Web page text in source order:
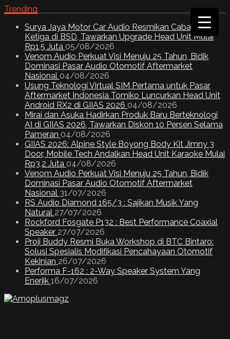
Trending
Surya Jaya Motor Car Audio Resmikan Cabang
Ketiga di BSD, Tawarkan Upgrade Head Unit Mulai
Rp1,5 Juta 05/08/2026
Venom Audio Perkuat Visi Menuju 25 Tahun, Bidik
Dominasi Pasar Audio Otomotif Aftermarket
Nasional 04/08/2026
Usung Teknologi Virtual SIM Pertama untuk Pasar
Aftermarket Indonesia Tomiko Luncurkan Head Unit
Android RX2 di GIIAS 2026 04/08/2026
Mirai dan Asuka Hadirkan Produk Baru Berteknologi
AI di GIIAS 2026, Tawarkan Diskon 10 Persen Selama
Pameran 04/08/2026
GIIAS 2026: Alpine Style Boyong Body Kit Jimny 3
Door, Mobile Tech Andalkan Head Unit Karaoke Mulai
Rp3,2 Juta 04/08/2026
Venom Audio Perkuat Visi Menuju 25 Tahun, Bidik
Dominasi Pasar Audio Otomotif Aftermarket
Nasional 31/07/2026
RS Audio Diamond 165/3 : Sajikan Musik Yang
Natural 27/07/2026
Rockford Fosgate P132 : Best Performance Coaxial
Speaker 27/07/2026
Proji Buddy Resmi Buka Workshop di BTC Bintaro:
Solusi Spesialis Modifikasi Pencahayaan Otomotif
Kekinian 26/07/2026
Performa F-162 : 2-Way Speaker System Yang
Enerjik 16/07/2026